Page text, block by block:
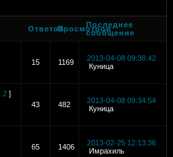
ОтветовПросмотровПоследнее
сообщение
15
1169
2013-04-08 09:38:42
Куница
2 ]
43
482
2013-04-08 09:34:54
Куница
65 1406
2013-02-25 12:13:36
Имрахиль